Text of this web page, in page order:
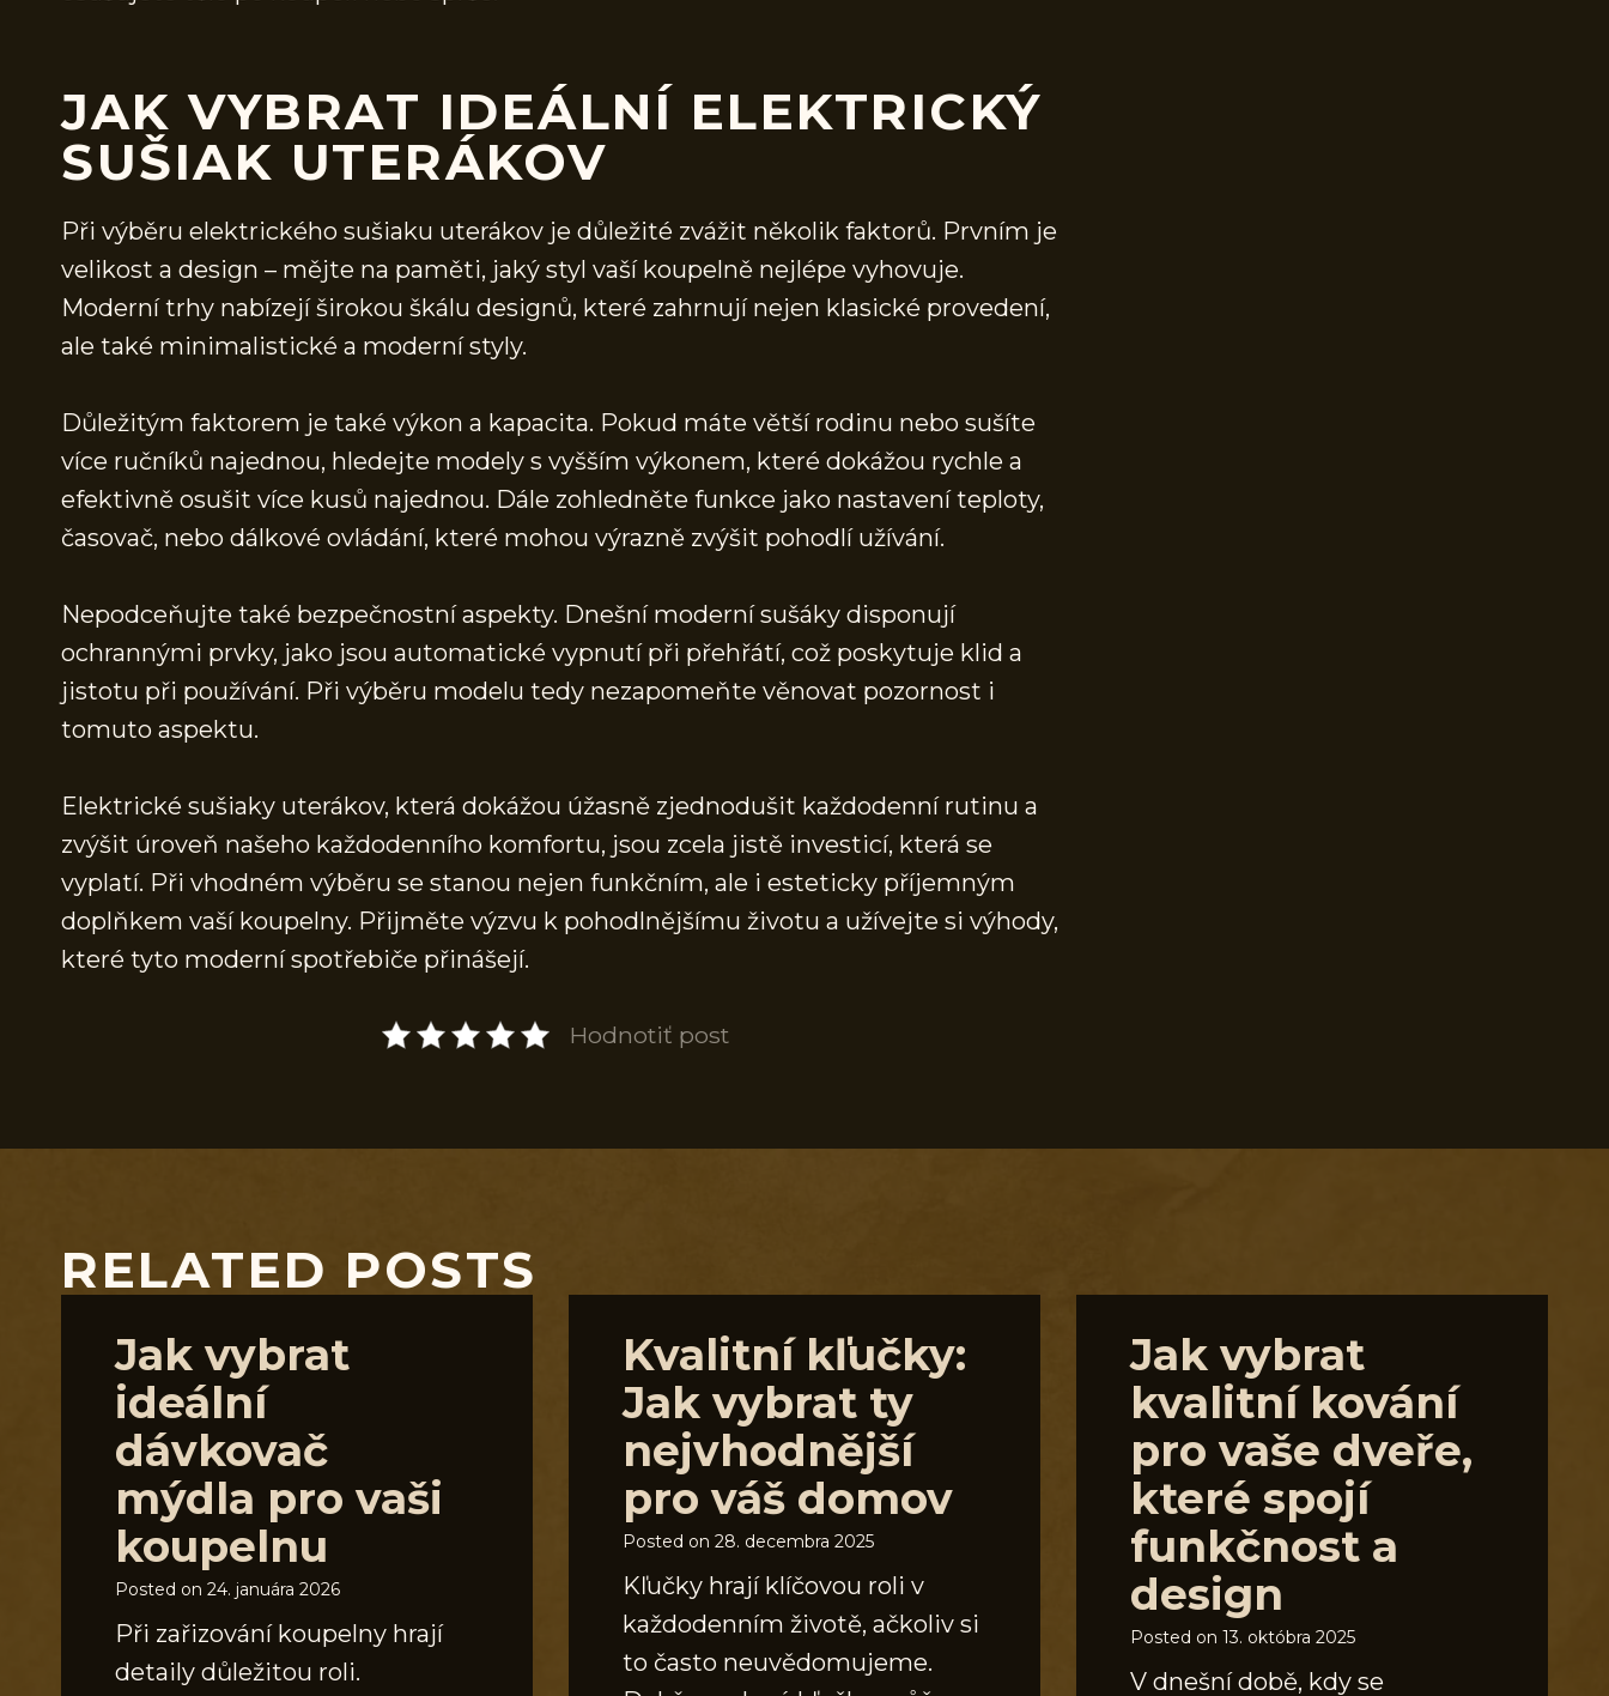
JAK VYBRAT IDEÁLNÍ ELEKTRICKÝ
SUŠIAK UTERÁKOV
Při výběru elektrického sušiaku uterákov je důležité zvážit několik faktorů. Prvním je
velikost a design – mějte na paměti, jaký styl vaší koupelně nejlépe vyhovuje.
Moderní trhy nabízejí širokou škálu designů, které zahrnují nejen klasické provedení,
ale také minimalistické a moderní styly.
Důležitým faktorem je také výkon a kapacita. Pokud máte větší rodinu nebo sušíte
více ručníků najednou, hledejte modely s vyšším výkonem, které dokážou rychle a
efektivně osušit více kusů najednou. Dále zohledněte funkce jako nastavení teploty,
časovač, nebo dálkové ovládání, které mohou výrazně zvýšit pohodlí užívání.
Nepodceňujte také bezpečnostní aspekty. Dnešní moderní sušáky disponují
ochrannými prvky, jako jsou automatické vypnutí při přehřátí, což poskytuje klid a
jistotu při používání. Při výběru modelu tedy nezapomeňte věnovat pozornost i
tomuto aspektu.
Elektrické sušiaky uterákov, která dokážou úžasně zjednodušit každodenní rutinu a
zvýšit úroveň našeho každodenního komfortu, jsou zcela jistě investicí, která se
vyplatí. Při vhodném výběru se stanou nejen funkčním, ale i esteticky příjemným
doplňkem vaší koupelny. Přijměte výzvu k pohodlnějšímu životu a užívejte si výhody,
které tyto moderní spotřebiče přinášejí.
Hodnotiť post
RELATED POSTS
Jak vybrat
ideální
dávkovač
mýdla pro vaši
koupelnu
Posted on 24. januára 2026
Při zařizování koupelny hrají
detaily důležitou roli.
Kvalitní kľučky:
Jak vybrat ty
nejvhodnější
pro váš domov
Posted on 28. decembra 2025
Kľučky hrají klíčovou roli v
každodenním životě, ačkoliv si
to často neuvědomujeme.
Jak vybrat
kvalitní kování
pro vaše dveře,
které spojí
funkčnost a
design
Posted on 13. októbra 2025
V dnešní době, kdy se